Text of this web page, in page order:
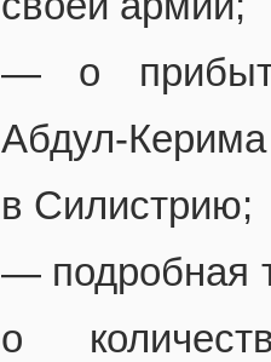
— о
Абдул-
в Силистрию;
— подробная
о